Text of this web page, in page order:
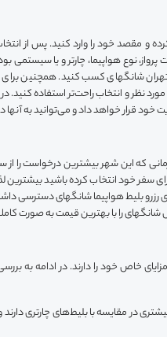
و مقصد خود را وارد کنید. پس از
نوع هواپیما، چارتر و یا سیستمی
تهران شانگهای کسب کنید. همچنین
و انتخاب راحت‌تر استفاده کنید. در
قرار خواهد داد و می‌توانید به
که این شهر بیشترین درخواست را
سفر خود انتخاب کرده باشید بیشترین
رزرو بلیط هواپیما شانگهای دسترسی
را با بهترین قیمت به صورت کاملا
خاص خود را دارند. در ادامه به
مقایسه با بلیط‌های چارتری دارند و